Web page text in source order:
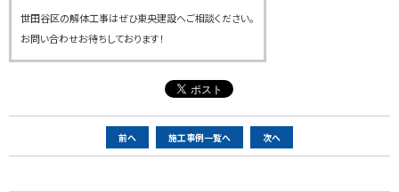
世田谷区の解体工事はぜひ東央建設へご相談ください。
お問い合わせお待ちしております！
ー
前へ 施工事例一覧へ 次へ